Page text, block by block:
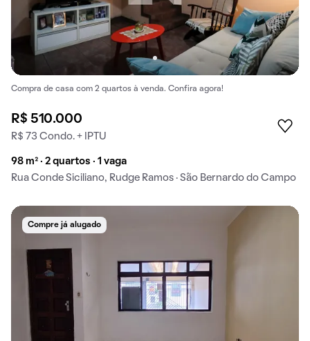
Compra de casa com 2 quartos à venda. Confira agora!
R$ 510.000
R$ 73 Condo. + IPTU
98 m² · 2 quartos · 1 vaga
Rua Conde Siciliano, Rudge Ramos · São Bernardo do Campo
Compre já alugado